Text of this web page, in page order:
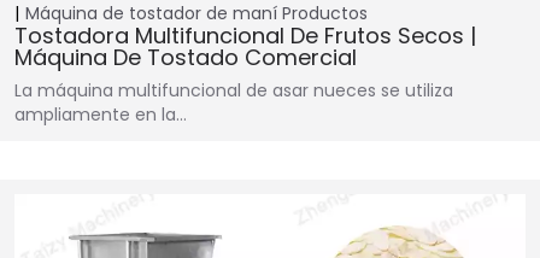
Máquina de tostador de maní Productos
Tostadora Multifuncional De Frutos Secos |
Máquina De Tostado Comercial
La máquina multifuncional de asar nueces se utiliza
ampliamente en la…